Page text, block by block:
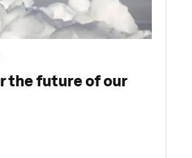
the future of our